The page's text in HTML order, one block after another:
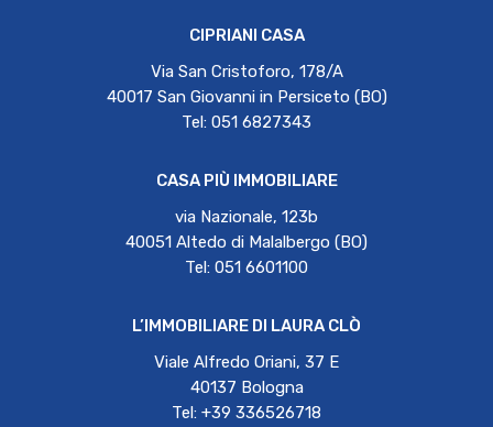
CIPRIANI CASA
Via San Cristoforo, 178/A
40017 San Giovanni in Persiceto (BO)
Tel: 051 6827343
CASA PIÙ IMMOBILIARE
via Nazionale, 123b
40051 Altedo di Malalbergo (BO)
Tel: 051 6601100
L’IMMOBILIARE DI LAURA CLÒ
Viale Alfredo Oriani, 37 E
40137 Bologna
Tel: +39 336526718